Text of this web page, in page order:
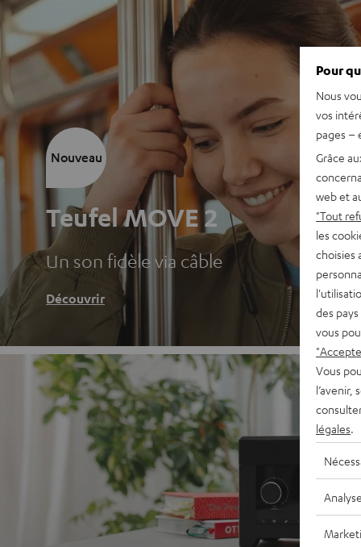
Teufel MOVE 2
Un son fidèle via câble
Découvrir
Nouveau
Pour
Nous
vos
pages –
Grâce
web et
"Tout
les
choisies
des
vous
Vous
l’avenir,
légales